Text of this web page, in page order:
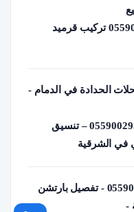
معلم قرميد في الدمام 0559002951 تركيب قرميد
الخبر 0559002951 - محلات الحدادة في الدمام -
شركة تنسيق حدائق الدمام 0559002951 – تنسيق
في الشرقية
تفصيل قواطع خشبية الدمام 0559002951 - تفصيل بارتشن
-